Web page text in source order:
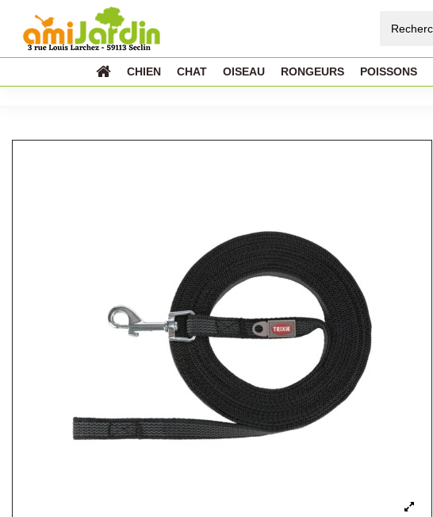
CHIEN CHAT OISEAU RONGEURS POISSONS